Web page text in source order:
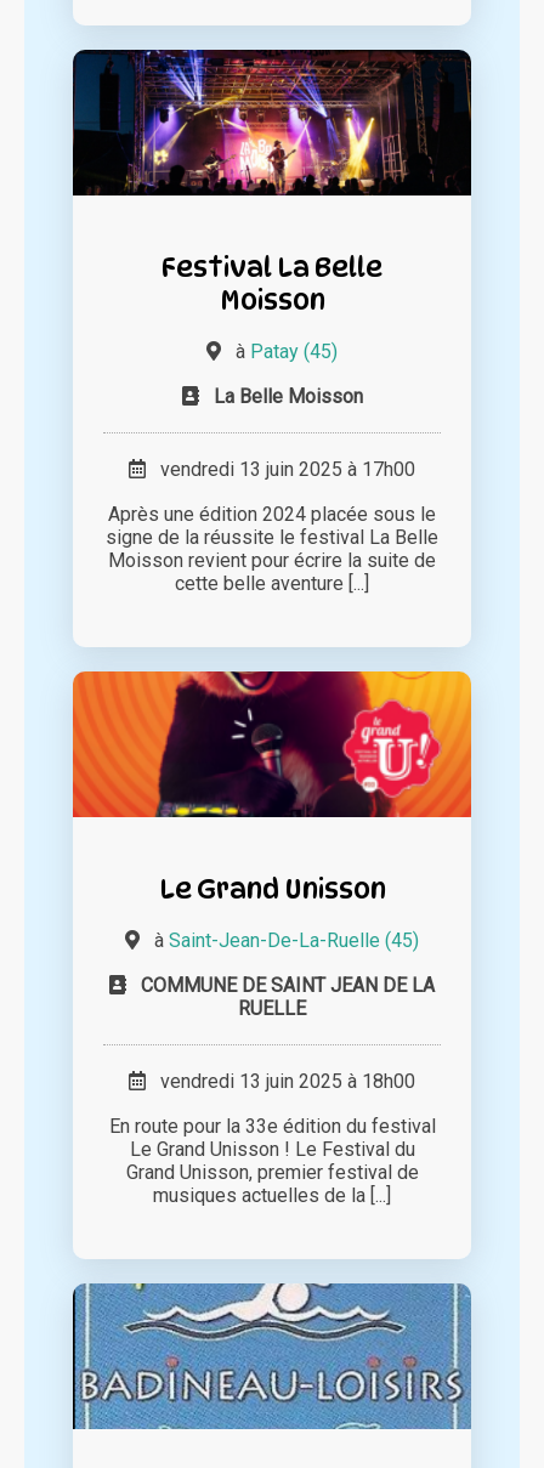
Festival La Belle
Moisson
à Patay (45)
La Belle Moisson
vendredi 13 juin 2025 à 17h00
Après une édition 2024 placée sous le
signe de la réussite le festival La Belle
Moisson revient pour écrire la suite de
cette belle aventure [...]
Le Grand Unisson
à Saint-Jean-De-La-Ruelle (45)
COMMUNE DE SAINT JEAN DE LA
RUELLE
vendredi 13 juin 2025 à 18h00
En route pour la 33e édition du festival
Le Grand Unisson ! Le Festival du
Grand Unisson, premier festival de
musiques actuelles de la [...]